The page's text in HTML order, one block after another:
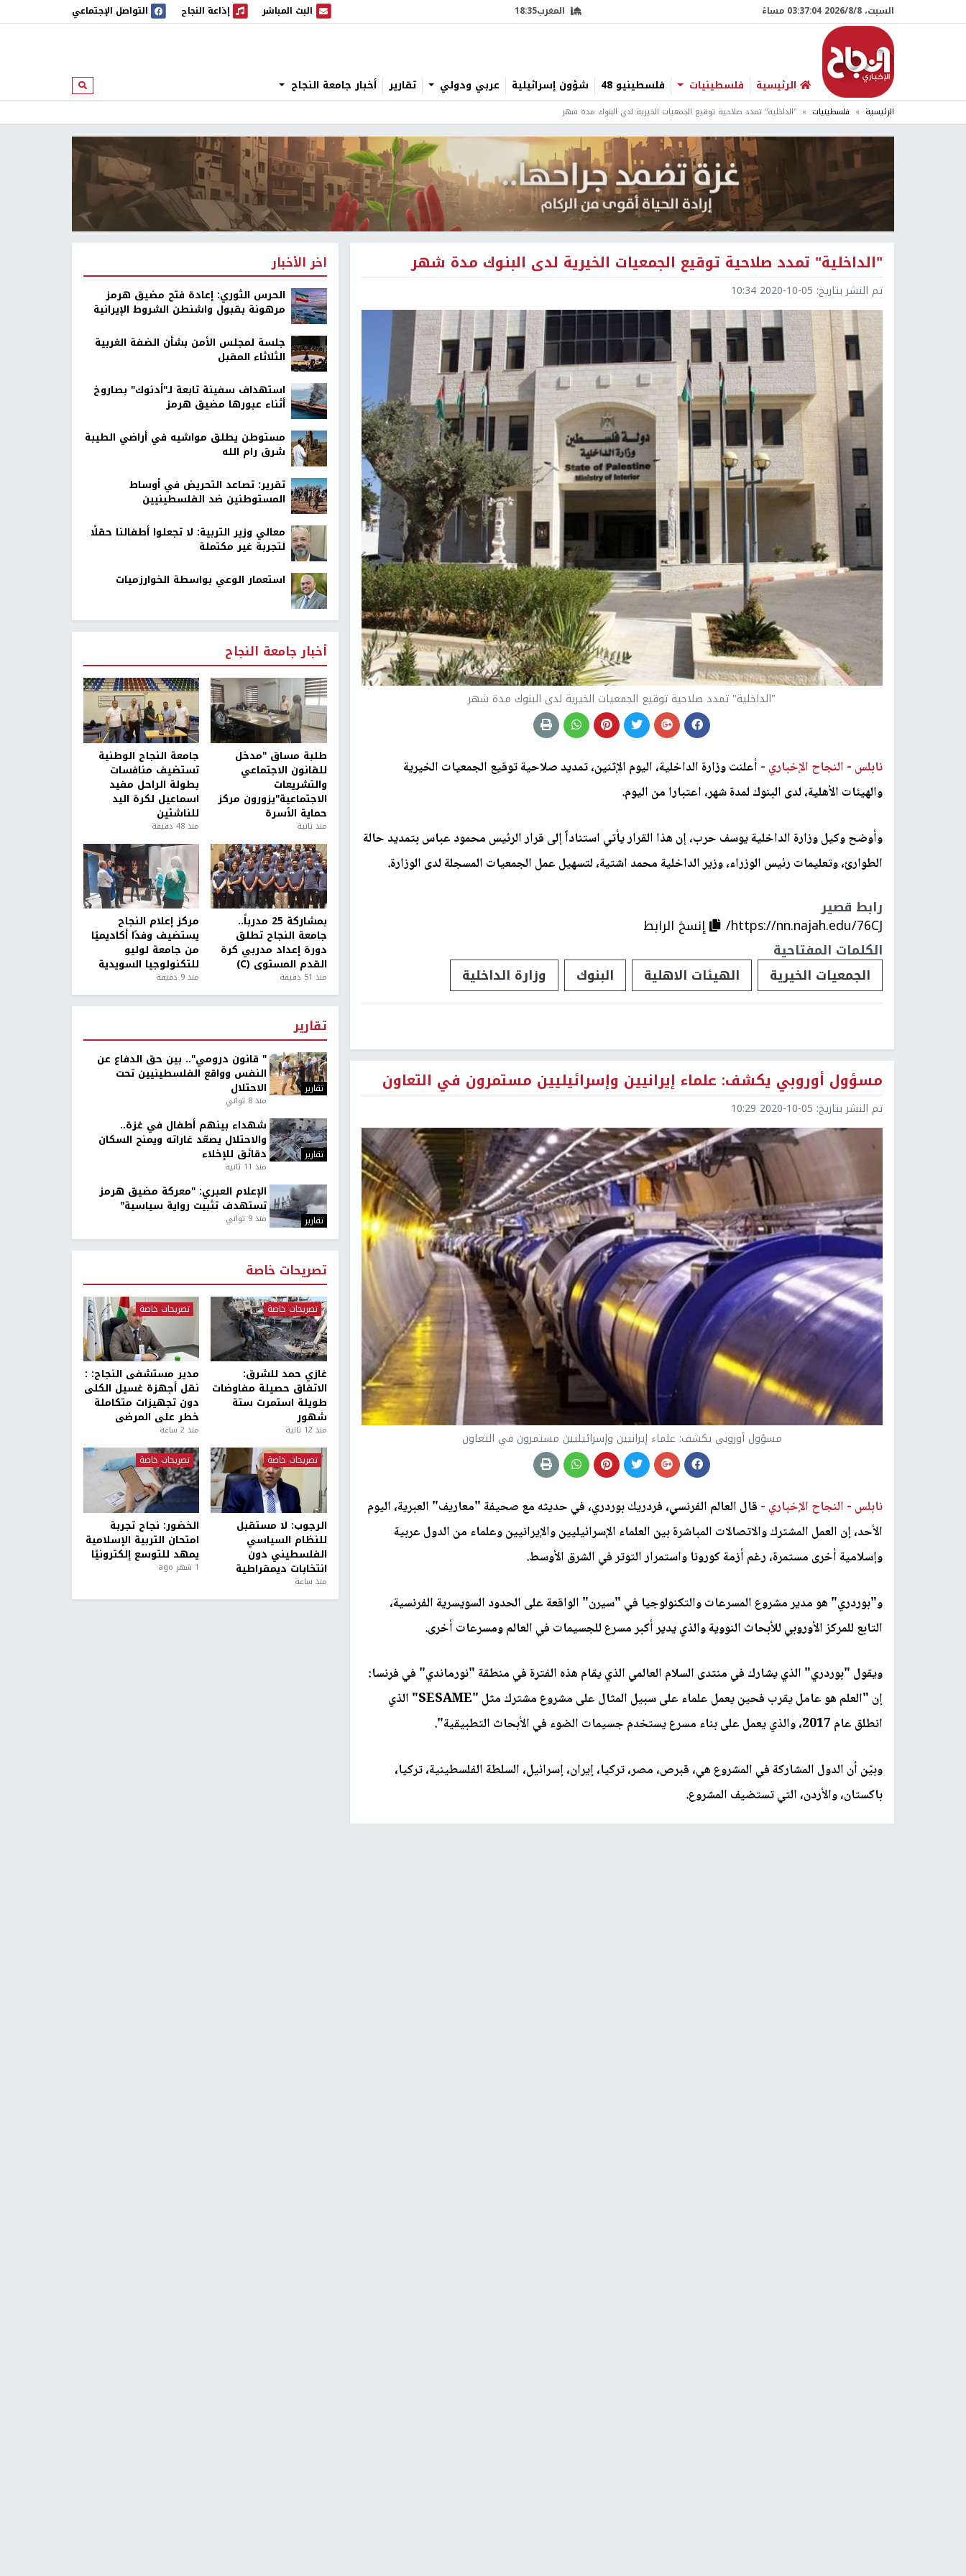
السبت، 8/‏8/‏2026 03:37:05 مساءً المغرب18:35 البث المباشر
البث المباشر إذاعة النجاح
إذاعة النجاح التواصل الإجتماعي
الرئيسية فلسطينيات فلسطينيو 48 شؤون إسرائيلية عربي ودولي تقارير أخبار جامعة النجاح ابحث
الرئيسية فلسطينيات "الداخلية" تمدد صلاحية توقيع الجمعيات الخيرية لدى البنوك مدة شهر
"الداخلية" تمدد صلاحية توقيع الجمعيات الخيرية لدى البنوك مدة شهر
تم النشر بتاريخ: 2020-10-05 10:34
"الداخلية" تمدد صلاحية توقيع الجمعيات الخيرية لدى البنوك مدة شهر
نابلس - النجاح الإخباري - أعلنت وزارة الداخلية، اليوم الإثنين، تمديد صلاحية توقيع الجمعيات الخيرية
والهيئات الأهلية، لدى البنوك لمدة شهر، اعتبارا من اليوم.
وأوضح وكيل وزارة الداخلية يوسف حرب، إن هذا القرار يأتي استناداً إلى قرار الرئيس محمود عباس بتمديد حالة
الطوارئ، وتعليمات رئيس الوزراء، وزير الداخلية محمد اشتية، لتسهيل عمل الجمعيات المسجلة لدى الوزارة.
رابط قصير
https://nn.najah.edu/76CJ/
إنسخ الرابط
الكلمات المفتاحية
الجمعيات الخيرية
الهيئات الاهلية البنوك وزارة الداخلية
مسؤول أوروبي يكشف: علماء إيرانيين وإسرائيليين مستمرون في التعاون
تم النشر بتاريخ: 2020-10-05 10:29
مسؤول أوروبي يكشف: علماء إيرانيين وإسرائيليين مستمرون في التعاون
نابلس - النجاح الإخباري - قال العالم الفرنسي، فردريك بوردري، في حديثه مع صحيفة "معاريف" العبرية، اليوم
الأحد، إن العمل المشترك والاتصالات المباشرة بين العلماء الإسرائيليين والإيرانيين وعلماء من الدول عربية
وإسلامية أخرى مستمرة، رغم أزمة كورونا واستمرار التوتر في الشرق الأوسط.
و"بوردري" هو مدير مشروع المسرعات والتكنولوجيا في "سيرن" الواقعة على الحدود السويسرية الفرنسية،
التابع للمركز الأوروبي للأبحاث النووية والذي يدير أكبر مسرع للجسيمات في العالم ومسرعات أخرى.
ويقول "بوردري" الذي يشارك في منتدى السلام العالمي الذي يقام هذه الفترة في منطقة "نورماندي" في فرنسا:
إن "العلم هو عامل يقرب فحين يعمل علماء على سبيل المثال على مشروع مشترك مثل "SESAME" الذي
انطلق عام 2017، والذي يعمل على بناء مسرع يستخدم جسيمات الضوء في الأبحاث التطبيقية".
وبيّن أن الدول المشاركة في المشروع هي، قبرص، مصر، تركيا، إيران، إسرائيل، السلطة الفلسطينية، تركيا،
باكستان، والأردن، التي تستضيف المشروع.
اخر الأخبار
الحرس الثوري: إعادة فتح مضيق هرمز
مرهونة بقبول واشنطن الشروط الإيرانية
جلسة لمجلس الأمن بشأن الضفة الغربية
الثلاثاء المقبل
استهداف سفينة تابعة لـ"أدنوك" بصاروخ
أثناء عبورها مضيق هرمز
مستوطن يطلق مواشيه في أراضي الطيبة
شرق رام الله
تقرير: تصاعد التحريض في أوساط
المستوطنين ضد الفلسطينيين
معالي وزير التربية: لا تجعلوا أطفالنا حقلًا
لتجربة غير مكتملة
استعمار الوعي بواسطة الخوارزميات
أخبار جامعة النجاح
طلبة مساق "مدخل
للقانون الاجتماعي
والتشريعات
الاجتماعية"يزورون مركز
حماية الأسرة
منذ ثانية
جامعة النجاح الوطنية
تستضيف منافسات
بطولة الراحل مفيد
اسماعيل لكرة اليد
للناشئين
منذ 48 دقيقة
بمشاركة 25 مدرباً..
جامعة النجاح تطلق
دورة إعداد مدربي كرة
القدم المستوى (C)
منذ 51 دقيقة
مركز إعلام النجاح
يستضيف وفدًا أكاديميًا
من جامعة لوليو
للتكنولوجيا السويدية
منذ 9 دقيقة
تقارير
تقارير
" قانون درومي".. بين حق الدفاع عن
النفس وواقع الفلسطينيين تحت
الاحتلال
منذ 8 ثواني
تقارير
شهداء بينهم أطفال في غزة..
والاحتلال يصعّد غاراته ويمنح السكان
دقائق للإخلاء
منذ 11 ثانية
تقارير
الإعلام العبري: "معركة مضيق هرمز
تستهدف تثبيت رواية سياسية"
منذ 9 ثواني
تصريحات خاصة
تصريحات خاصة
غازي حمد للشرق:
الاتفاق حصيلة مفاوضات
طويلة استمرت ستة
شهور
منذ 12 ثانية
تصريحات خاصة
مدير مستشفى النجاح: :
نقل أجهزة غسيل الكلى
دون تجهيزات متكاملة
خطر على المرضى
منذ 2 ساعة
تصريحات خاصة
الرجوب: لا مستقبل
للنظام السياسي
الفلسطيني دون
انتخابات ديمقراطية
منذ ساعة
تصريحات خاصة
الخضور: نجاح تجربة
امتحان التربية الإسلامية
يمهد للتوسع إلكترونيًا
1 شهر ago